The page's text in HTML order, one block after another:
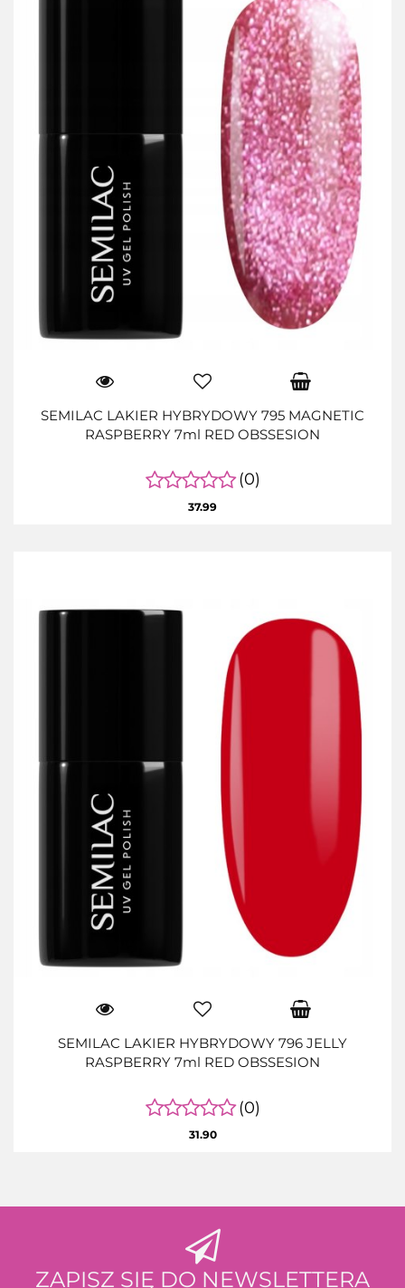
SEMILAC LAKIER HYBRYDOWY 795 MAGNETIC
RASPBERRY 7ml RED OBSSESION
(0)
37.99
SEMILAC LAKIER HYBRYDOWY 796 JELLY
RASPBERRY 7ml RED OBSSESION
(0)
31.90
ZAPISZ SIĘ DO NEWSLETTERA